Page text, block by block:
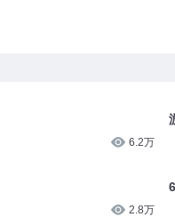
6.2万
2.8万